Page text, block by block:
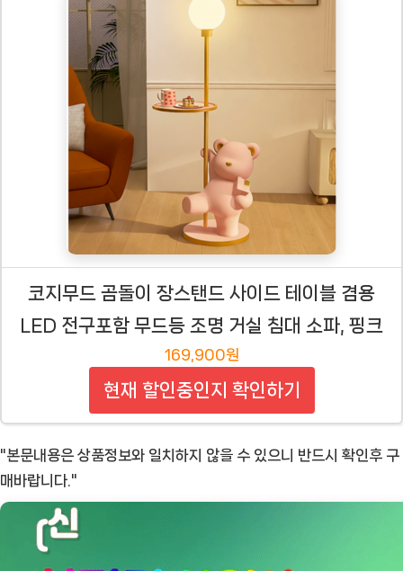
코지무드 곰돌이 장스탠드 사이드 테이블 겸용
LED 전구포함 무드등 조명 거실 침대 소파, 핑크
169,900원
현재 할인중인지 확인하기
"본문내용은 상품정보와 일치하지 않을 수 있으니 반드시 확인후 구
매바랍니다."